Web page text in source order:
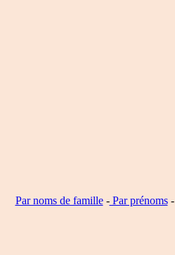
Par noms de famille-Par prénoms-